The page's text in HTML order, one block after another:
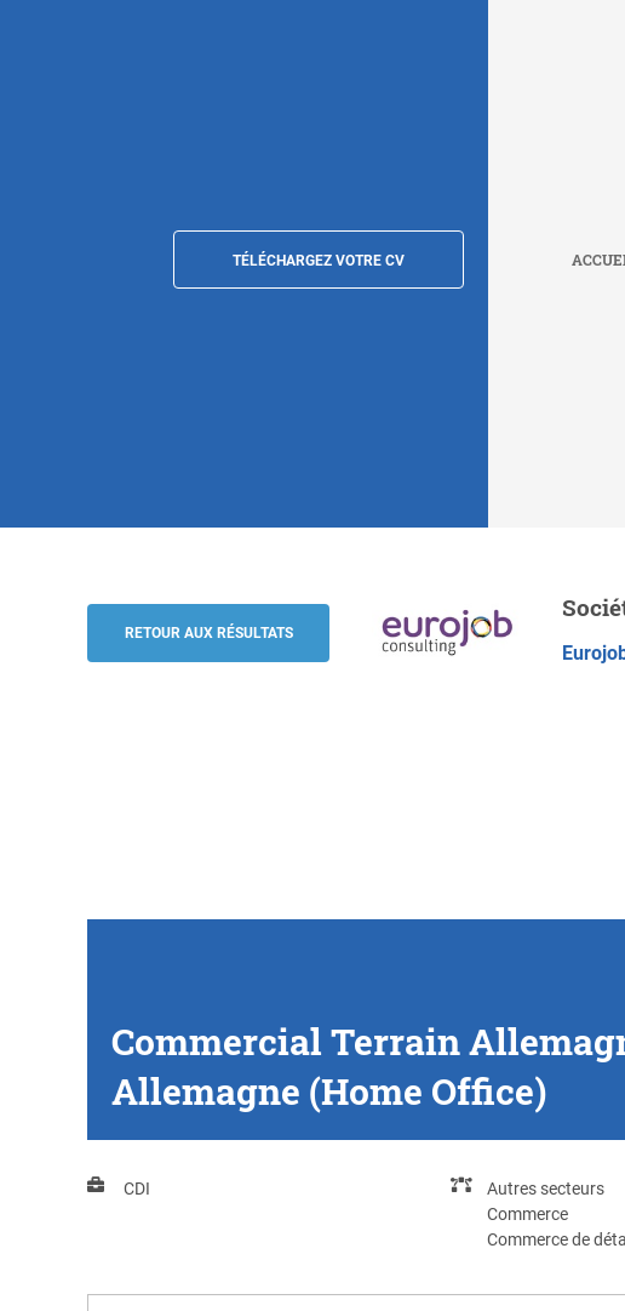
TÉLÉCHARGEZ VOTRE CV
Outdoor (h/f/d), Allemagne (Home Office)
Eurojob-Consulting
RETOUR AUX RÉSULTATS
Commercial Terrain
Allemagne (Home Office)
CDI
Autres secteurs
Commerce
Commerce de